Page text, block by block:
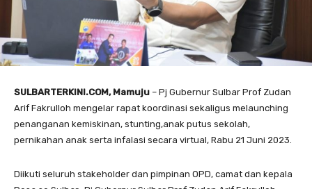
SULBARTERKINI.COM, Mamuju – Pj Gubernur Sulbar Prof Zudan
Arif Fakrulloh mengelar rapat koordinasi sekaligus melaunching
penanganan kemiskinan, stunting,anak putus sekolah,
pernikahan anak serta infalasi secara virtual, Rabu 21 Juni 2023.
Diikuti seluruh stakeholder dan pimpinan OPD, camat dan kepala